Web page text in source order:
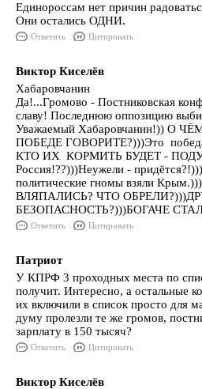
Единороссам нет причин
Они остались ОДНИ.
Ответить Цитировать
Виктор Киселёв
Хабаровчанин
Да!...Громово - Постниковская
славу! Последнюю оппозицию
Уважаемый Хабаровчанин!)) О
ПОБЕДЕ ГОВОРИТЕ?)))Это победа
КТО ИХ КОРМИТЬ БУДЕТ -
Россия!??)))Неужели -
политические гномы взяли
ВЛЯПАЛИСЬ? ЧТО
БЕЗОПАСНОСТЬ?)))БОГАЧЕ
Ответить Цитировать
Патриот
У КПРФ 3 проходных места по
получит. Интересно, а остальные
их включили в список просто для
думу пролезли те же громов,
зарплату в 150 тысяч?
Ответить Цитировать
Виктор Киселёв